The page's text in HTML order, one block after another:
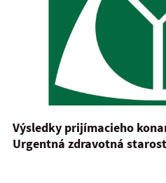
Výsledky prijímacieho
Urgentná zdravotná